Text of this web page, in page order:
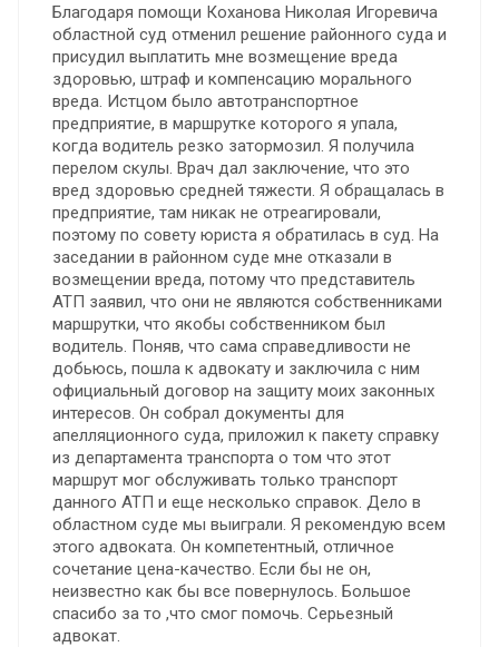
Благодаря помощи Коханова Николая Игоревича
областной суд отменил решение районного суда и
присудил выплатить мне возмещение вреда
здоровью, штраф и компенсацию морального
вреда. Истцом было автотранспортное
предприятие, в маршрутке которого я упала,
когда водитель резко затормозил. Я получила
перелом скулы. Врач дал заключение, что это
вред здоровью средней тяжести. Я обращалась в
предприятие, там никак не отреагировали,
поэтому по совету юриста я обратилась в суд. На
заседании в районном суде мне отказали в
возмещении вреда, потому что представитель
АТП заявил, что они не являются собственниками
маршрутки, что якобы собственником был
водитель. Поняв, что сама справедливости не
добьюсь, пошла к адвокату и заключила с ним
официальный договор на защиту моих законных
интересов. Он собрал документы для
апелляционного суда, приложил к пакету справку
из департамента транспорта о том что этот
маршрут мог обслуживать только транспорт
данного АТП и еще несколько справок. Дело в
областном суде мы выиграли. Я рекомендую всем
этого адвоката. Он компетентный, отличное
сочетание цена-качество. Если бы не он,
неизвестно как бы все повернулось. Большое
спасибо за то ,что смог помочь. Серьезный
адвокат.